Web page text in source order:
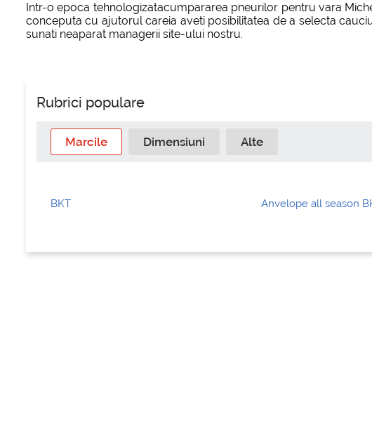
Intr-o epoca tehnologizatacumpararea pneurilor pentru vara
conceputa cu ajutorul careia aveti posibilitatea de a selecta
sunati neaparat managerii site-ului nostru.
Rubrici populare
Marcile Dimensiuni Alte
BKT Anvelope all season